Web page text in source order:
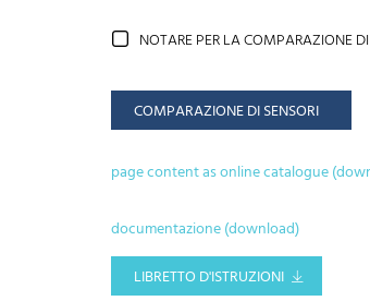
NOTARE PER LA COMPARAZIONE
COMPARAZIONE DI SENSORI
page content as online catalogue
documentazione (download)
LIBRETTO D'ISTRUZIONI